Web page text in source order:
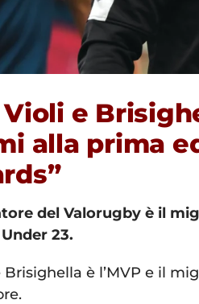
Violi e
alla prima
del Valorugby è il
23.
Brisighella è l’MVP e il